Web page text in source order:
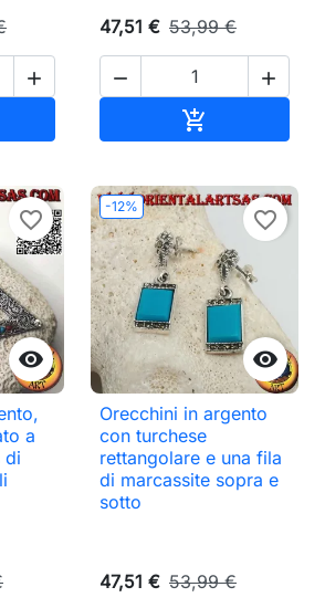

47,51 € 53,99 €
 


favorite_border
a
di
-12%

favorite_border
Orecchini in argento
con turchese
rettangolare e una fila
di marcassite sopra e
sotto
47,51 € 53,99 €